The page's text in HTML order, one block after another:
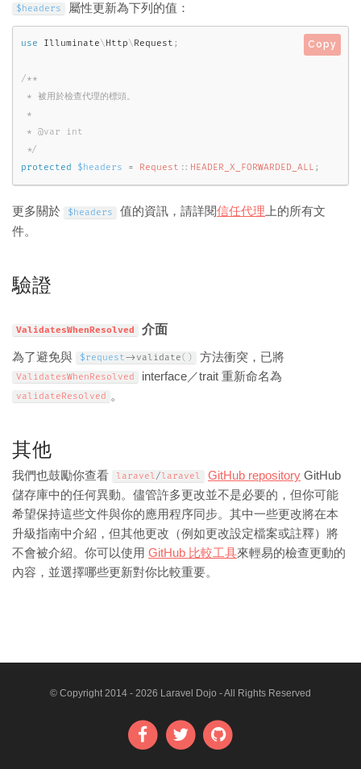
$headers 屬性更新為下列的值：
use Illuminate\Http\ Request ;
/**
* 被用於檢查代理的標頭。
*
* @var int
*/
protected
$headers = Request :: HEADER_X_FORWARDED_ALL ;
Copy
更多關於 $headers 值的資訊，請詳閱信任代理上的所有文
件。
驗證
ValidatesWhenResolved 介面
為了避免與 $request-> validate( ) 方法衝突，已將
ValidatesWhenResolved interface／trait 重新命名為
validateResolved 。
其他
我們也鼓勵你查看 laravel/laravel GitHub repository GitHub
儲存庫中的任何異動。儘管許多更改並不是必要的，但你可能
希望保持這些文件與你的應用程序同步。其中一些更改將在本
升級指南中介紹，但其他更改（例如更改設定檔案或註釋）將
不會被介紹。你可以使用 GitHub 比較工具來輕易的檢查更動的
內容，並選擇哪些更新對你比較重要。
© Copyright 2014 - 2026 Laravel Dojo - All Rights Reserved